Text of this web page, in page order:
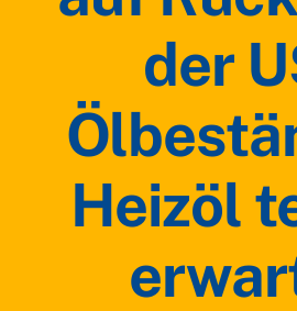
der
Heizöl